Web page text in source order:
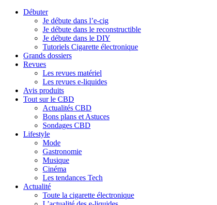
Débuter
Je débute dans l’e-cig
Je débute dans le reconstructible
Je débute dans le DIY
Tutoriels Cigarette électronique
Grands dossiers
Revues
Les revues matériel
Les revues e-liquides
Avis produits
Tout sur le CBD
Actualités CBD
Bons plans et Astuces
Sondages CBD
Lifestyle
Mode
Gastronomie
Musique
Cinéma
Les tendances Tech
Actualité
Toute la cigarette électronique